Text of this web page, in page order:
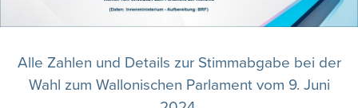
Alle Zahlen und Details zur Stimmabgabe bei der
Wahl zum Wallonischen Parlament vom 9. Juni